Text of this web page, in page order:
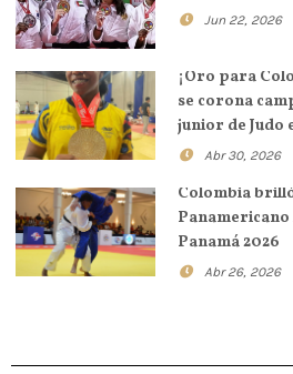
Jun 22, 2026
¡Oro para
se corona
junior de Judo
Abr 30, 2026
Colombia
Panamericano
Panamá 2026
Abr 26, 2026